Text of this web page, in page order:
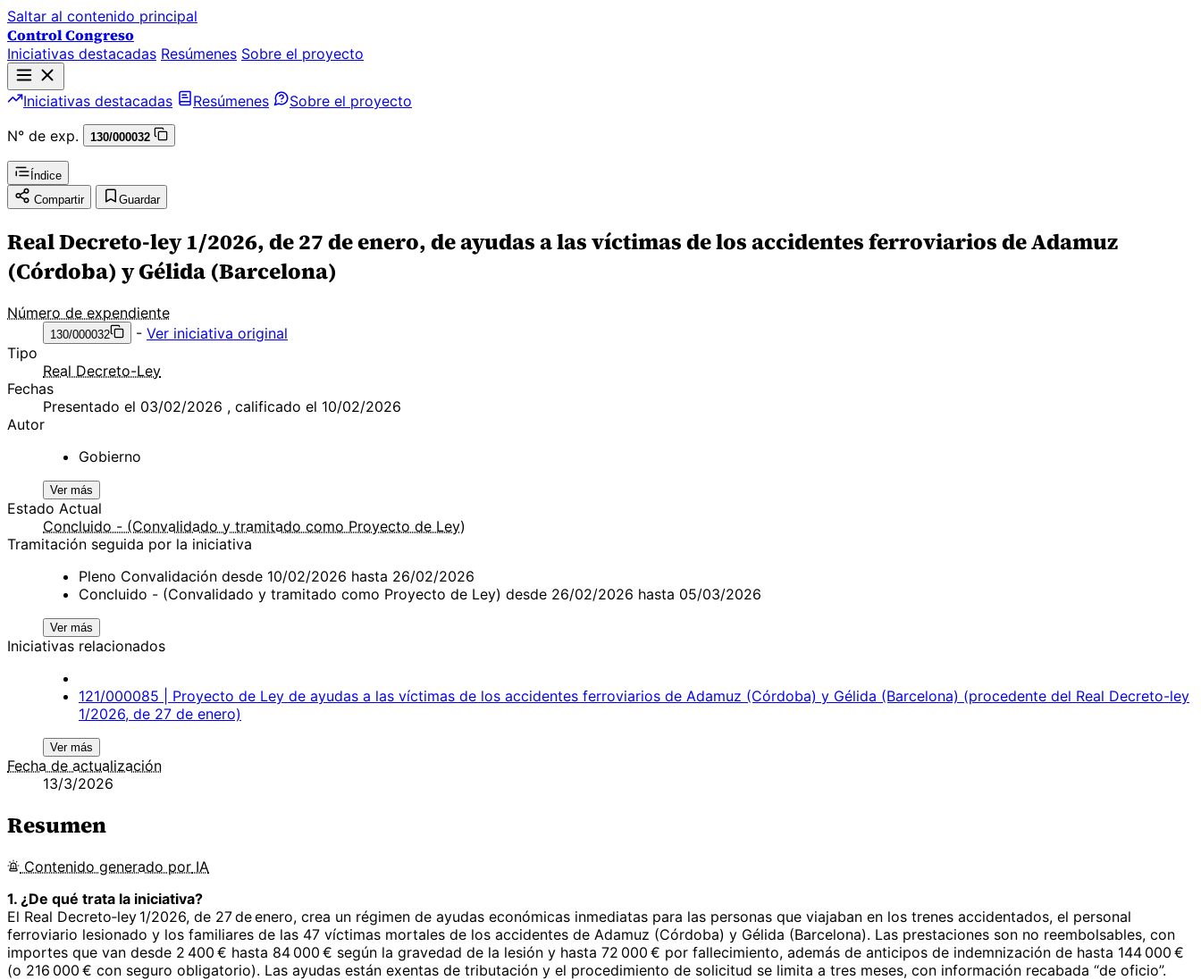
Saltar al contenido principal
Control Congreso
Iniciativas destacadas Resúmenes Sobre el proyecto
Iniciativas destacadas Resúmenes
Sobre el proyecto
N° de exp.
130/000032
Índice
Compartir
Guardar
Real Decreto-ley 1/2026, de 27 de enero, de ayudas a las víctimas de los accidentes ferroviarios de Adamuz
(Córdoba) y Gélida (Barcelona)
Número de expendiente
130/000032 - Ver iniciativa original
Tipo
Real Decreto-Ley
Fechas
Presentado el 03/02/2026 , calificado el 10/02/2026
Autor
Gobierno
Ver más
Estado Actual
Concluido - (Convalidado y tramitado como Proyecto de Ley)
Tramitación seguida por la iniciativa
Pleno Convalidación desde 10/02/2026 hasta 26/02/2026
Concluido - (Convalidado y tramitado como Proyecto de Ley) desde 26/02/2026 hasta 05/03/2026
Ver más
Iniciativas relacionados
121/000085 | Proyecto de Ley de ayudas a las víctimas de los accidentes ferroviarios de Adamuz (Córdoba) y Gélida (Barcelona) (procedente del Real Decreto-ley
1/2026, de 27 de enero)
Ver más
Fecha de actualización
13/3/2026
Resumen
Contenido generado por IA
1. ¿De qué trata la iniciativa?
El Real Decreto‑ley 1/2026, de 27 de enero, crea un régimen de ayudas económicas inmediatas para las personas que viajaban en los trenes accidentados, el personal
ferroviario lesionado y los familiares de las 47 víctimas mortales de los accidentes de Adamuz (Córdoba) y Gélida (Barcelona). Las prestaciones son no reembolsables, con
importes que van desde 2 400 € hasta 84 000 € según la gravedad de la lesión y hasta 72 000 € por fallecimiento, además de anticipos de indemnización de hasta 144 000 €
(o 216 000 € con seguro obligatorio). Las ayudas están exentas de tributación y el procedimiento de solicitud se limita a tres meses, con información recabada “de oficio”.